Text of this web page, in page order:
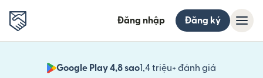
Đăng nhập Đăng ký
Google Play 4,8 sao1,4 triệu+ đánh giá